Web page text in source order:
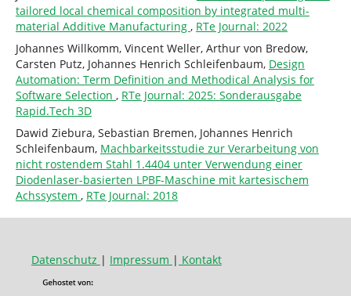
tailored local chemical composition by integrated multi-
material Additive Manufacturing , RTe Journal: 2022
Johannes Willkomm, Vincent Weller, Arthur von Bredow,
Carsten Putz, Johannes Henrich Schleifenbaum, Design
Automation: Term Definition and Methodical Analysis for
Software Selection , RTe Journal: 2025: Sonderausgabe
Rapid.Tech 3D
Dawid Ziebura, Sebastian Bremen, Johannes Henrich
Schleifenbaum, Machbarkeitsstudie zur Verarbeitung von
nicht rostendem Stahl 1.4404 unter Verwendung einer
Diodenlaser-basierten LPBF-Maschine mit kartesischem
Achssystem , RTe Journal: 2018
Datenschutz | Impressum | Kontakt